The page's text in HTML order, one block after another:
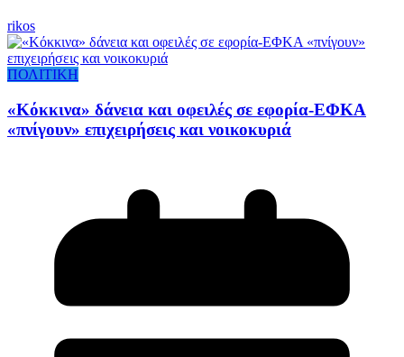
rikos
ΠΟΛΙΤΙΚΗ
«Κόκκινα» δάνεια και οφειλές σε εφορία-ΕΦΚΑ
«πνίγουν» επιχειρήσεις και νοικοκυριά